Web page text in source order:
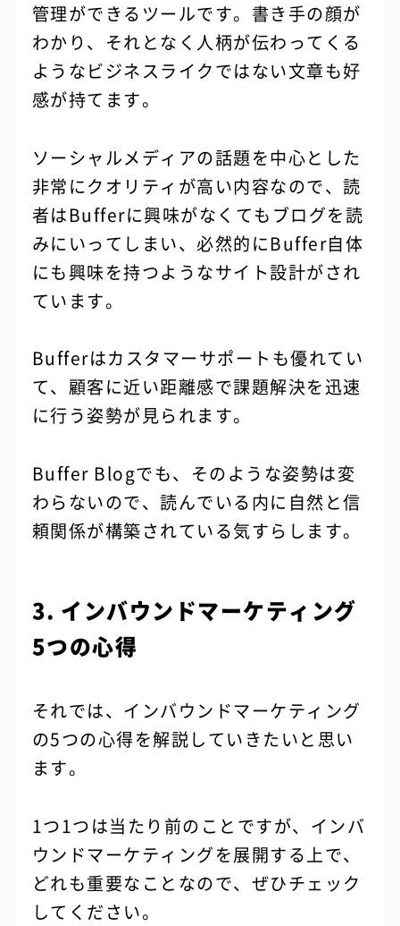
管理ができるツールです。書き手の顔が
わかり、それとなく人柄が伝わってくる
ようなビジネスライクではない文章も好
感が持てます。
ソーシャルメディアの話題を中心とした
非常にクオリティが高い内容なので、読
者はBufferに興味がなくてもブログを読
みにいってしまい、必然的にBuffer自体
にも興味を持つようなサイト設計がされ
ています。
Bufferはカスタマーサポートも優れてい
て、顧客に近い距離感で課題解決を迅速
に行う姿勢が見られます。
Buffer Blogでも、そのような姿勢は変
わらないので、読んでいる内に自然と信
頼関係が構築されている気すらします。
3. インバウンドマーケティング
5つの心得
それでは、インバウンドマーケティング
の5つの心得を解説していきたいと思い
ます。
1つ1つは当たり前のことですが、インバ
ウンドマーケティングを展開する上で、
どれも重要なことなので、ぜひチェック
してください。